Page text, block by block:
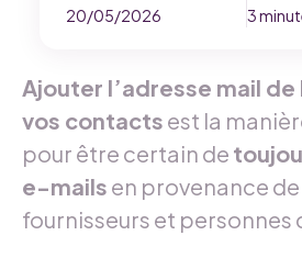
20/05/2026
3
Ajouter l’adresse mail
vos contacts est la
pour être certain de
e-mails en provenance de
fournisseurs et personnes